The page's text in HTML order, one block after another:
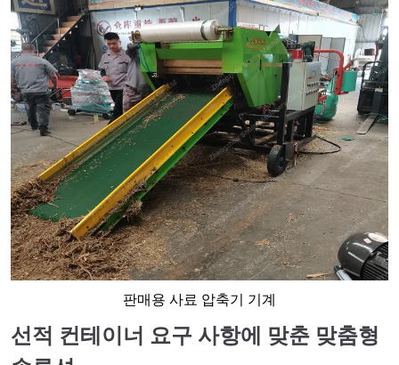
판매용 사료 압축기 기계
선적 컨테이너 요구 사항에 맞춘 맞춤형